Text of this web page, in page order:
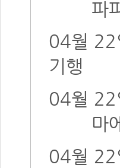
파
04월 22
기행
04월 22
마
04월 22